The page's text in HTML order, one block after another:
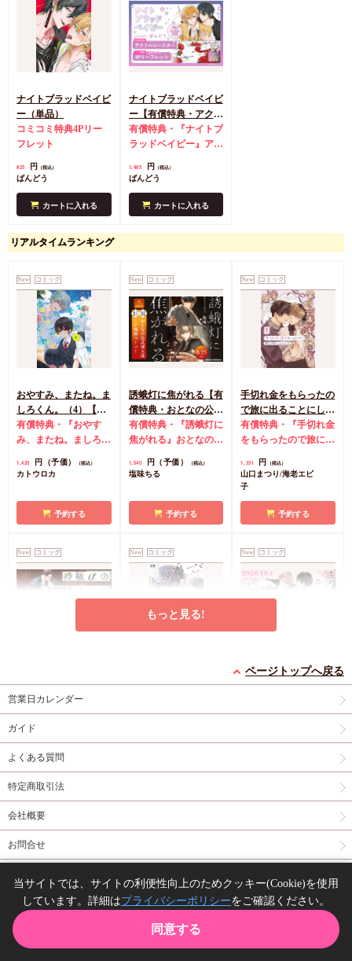
ナイトブラッドベイビ
ー（単品）
コミコミ特典4Pリー
フレット
825 円 （税込）
ばんどう
カートに入れる
ナイトブラッドベイビ
ー【有償特典・アクリ
ルコースター】
有償特典・『ナイトブ
ラッドベイビー』アク
コミ特典4Pリーフレ
1,485 円 （税込）
ばんどう
カートに入れる
リアルタイムランキング
New コミック
おやすみ、またね。ま
しろくん。（4）【有
償特典・おとなの公式
同人誌】【8/7締切！
選)】
有償特典・『おやす
み、またね。ましろく
公式同人誌 コミコミ
店舗共通特典ペーパー
初版限定カメラロール
1,420 円（予価） （税込）
カトウロカ
予約する
New コミック
誘蛾灯に焦がれる【有
償特典・おとなの公式
同人誌】
有償特典・『誘蛾灯に
焦がれる』おとなの公
典漫画ペーパー
1,540 円（予価） （税込）
塩味ちる
予約する
New コミック
手切れ金をもらったの
で旅に出ることにした
（1）【有償特典・漫
画＆SS小冊子】
有償特典・『手切れ金
をもらったので旅に出
漫画＆SS12P小冊子
ミコミ特典漫画＆SS
リーフレット
1,331 円 （税込）
山口まつり/海老エビ
子
予約する
New コミック
コミコミ特典4Pリー
フレット
神波アユミ
カートに入れる
New コミック
【有償特典・小冊子】
と高嶺の夫』12P小冊
ーフレット 店舗共通
カートに入れる
New コミック
セブンティーンシロッ
プス（2）【有償特
ルスタンド】
ィーンシロップス
クリルスタンド コミ
ド 店舗共通特典ペー
予約する
New コミック
『ブルーバードリーダ
うなじに恋の痕【有償
もっと見る!
ページトップへ戻る
営業日カレンダー
ガイド
よくある質問
特定商取引法
会社概要
お問合せ
Copyright(C) comicomi studio. All right reserved.
当サイトでは、サイトの利便性向上のためクッキー(Cookie)を使用
しています。詳細はプライバシーポリシーをご確認ください。
同意する